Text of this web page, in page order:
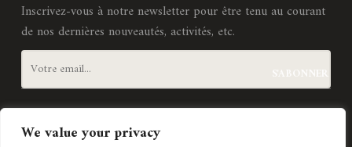
We value your privacy
Inscrivez-vous à notre newsletter pour être tenu au courant
de nos dernières nouveautés, activités, etc.